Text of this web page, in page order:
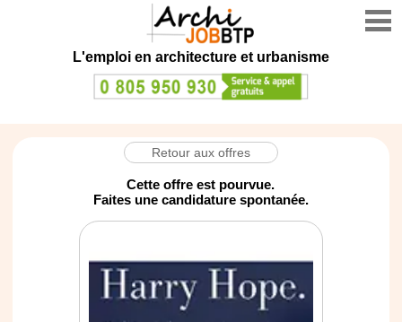
L'emploi en architecture et urbanisme
Retour aux offres
Cette offre est pourvue.
Faites une candidature spontanée.